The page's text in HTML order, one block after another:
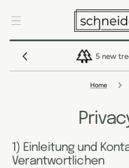
CONTENT
5 new
Home
1) Einleitung und
Verantwortlichen